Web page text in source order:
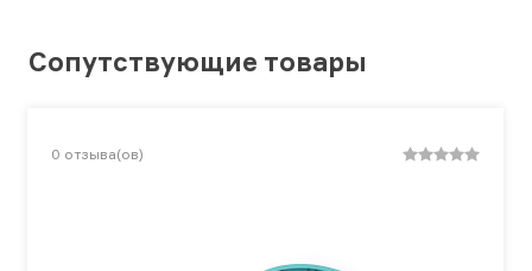
Сопутствующие товары
0 отзыва(ов)